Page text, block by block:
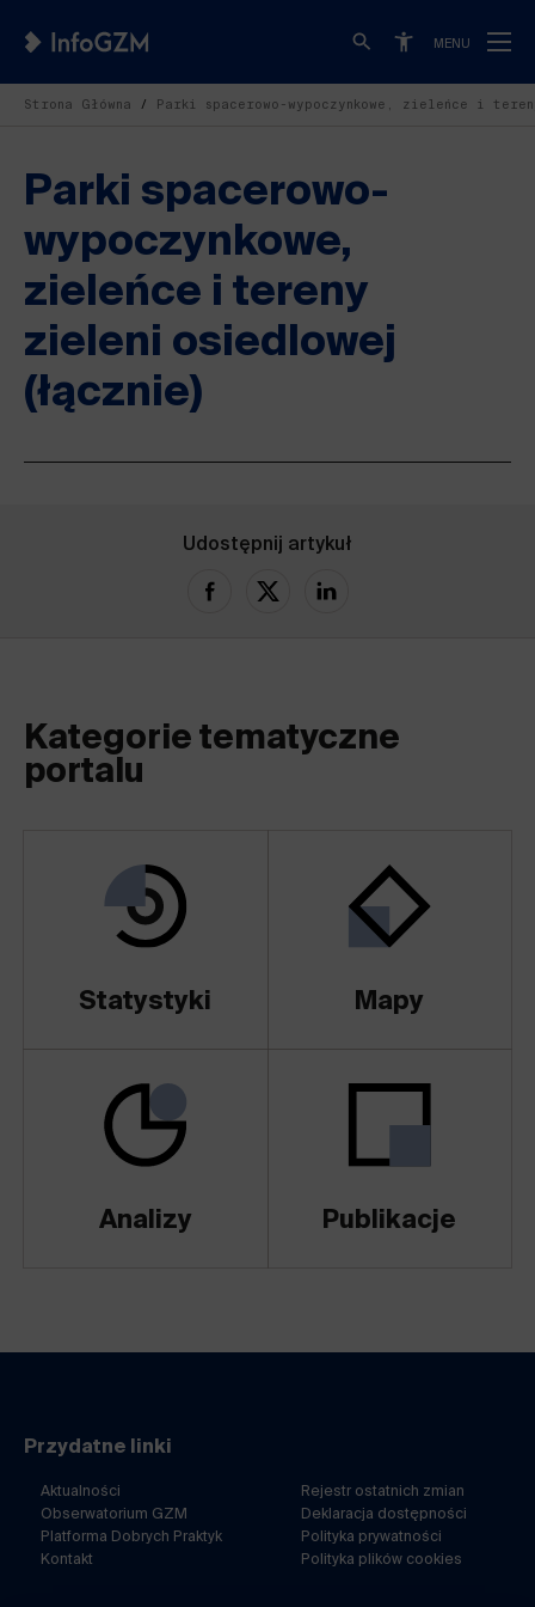
MENU
Strona Główna Parki spacerowo-wypoczynkowe, zieleńce i
Parki spacerowo-
wypoczynkowe,
zieleńce i tereny
zieleni osiedlowej
(łącznie)
Udostępnij artykuł
Kategorie tematyczne
portalu
Statystyki Mapy
Analizy Publikacje
Przydatne linki
Aktualności
Obserwatorium GZM
Platforma Dobrych Praktyk
Kontakt
Rejestr ostatnich zmian
Deklaracja dostępności
Polityka prywatności
Polityka plików cookies